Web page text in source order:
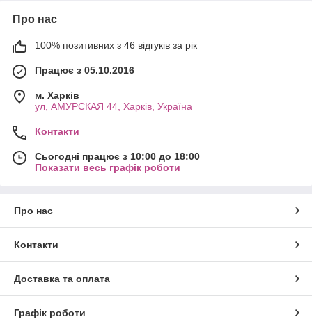
Про нас
100% позитивних з 46 відгуків за рік
Працює з 05.10.2016
м. Харків
ул, АМУРСКАЯ 44, Харків, Україна
Контакти
Сьогодні працює з 10:00 до 18:00
Показати весь графік роботи
Про нас
Контакти
Доставка та оплата
Графік роботи